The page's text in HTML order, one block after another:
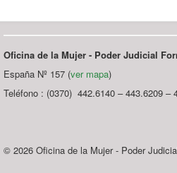
Oficina de la Mujer - Poder Judicial
España Nº 157 (ver mapa)
Teléfono : (0370) 442.6140 – 443.6209 –
© 2026 Oficina de la Mujer - Poder